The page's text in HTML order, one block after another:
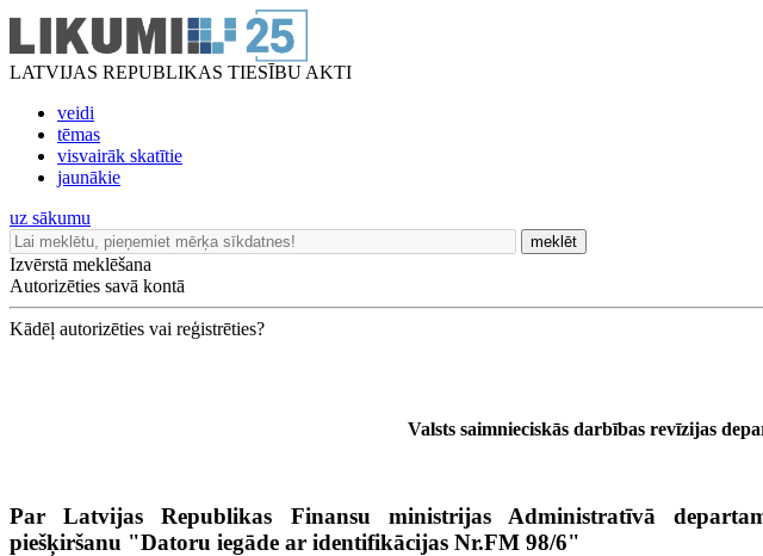
LATVIJAS REPUBLIKAS TIESĪBU AKTI
veidi
tēmas
visvairāk skatītie
jaunākie
uz sākumu
meklēt
Izvērstā meklēšana
Autorizēties savā kontā
Kādēļ autorizēties vai reģistrēties?
Valsts saimnieciskās darbības revīzijas
Par Latvijas Republikas Finansu ministrijas Administratīvā
piešķiršanu "Datoru iegāde ar identifikācijas Nr.FM 98/6"